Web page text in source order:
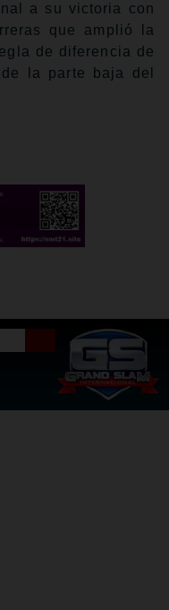
a su victoria con
que amplió la
de diferencia de
la parte baja del